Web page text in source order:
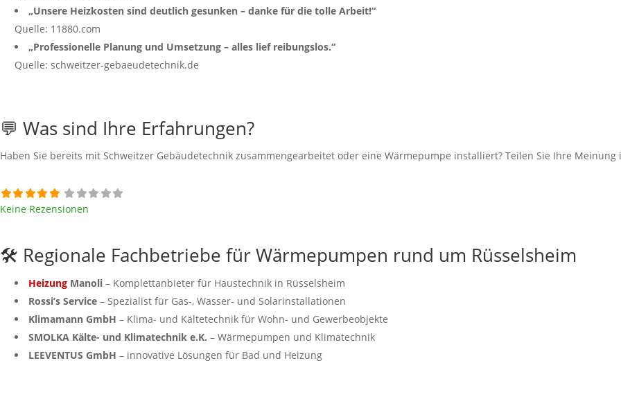
„Unsere Heizkosten sind deutlich gesunken – danke für die tolle Arbeit!“
Quelle: 11880.com
„Professionelle Planung und Umsetzung – alles lief reibungslos.“
Quelle: schweitzer-gebaeudetechnik.de
💬 Was sind Ihre Erfahrungen?
Haben Sie bereits mit Schweitzer Gebäudetechnik zusammengearbeitet oder eine Wärmepumpe installiert? Teilen Sie Ihre
Keine Rezensionen
🛠️ Regionale Fachbetriebe für Wärmepumpen rund um Rüsselsheim
Heizung Manoli – Komplettanbieter für Haustechnik in Rüsselsheim
Rossi’s Service – Spezialist für Gas-, Wasser- und Solarinstallationen
Klimamann GmbH – Klima- und Kältetechnik für Wohn- und Gewerbeobjekte
SMOLKA Kälte- und Klimatechnik e.K. – Wärmepumpen und Klimatechnik
LEEVENTUS GmbH – innovative Lösungen für Bad und Heizung